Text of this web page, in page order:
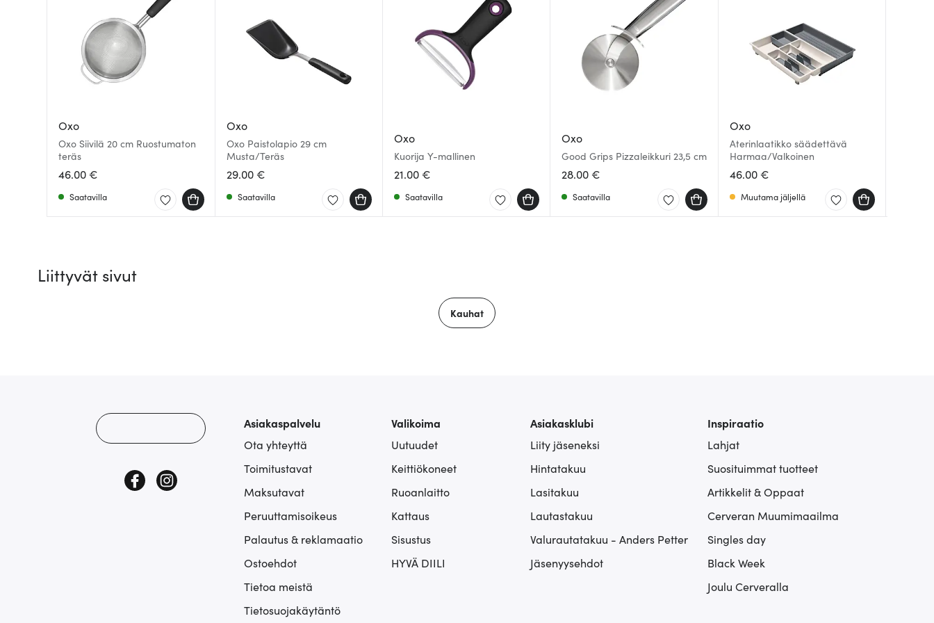
Oxo
Oxo Siivilä 20 cm Ruostumaton
teräs
46.00 €
Saatavilla
Oxo
Oxo Paistolapio 29 cm
Musta/Teräs
29.00 €
Saatavilla
Oxo
Kuorija Y-mallinen
21.00 €
Saatavilla
Oxo
Good Grips Pizzaleikkuri 23,5 cm
28.00 €
Saatavilla
Oxo
Aterinlaatikko säädettävä
Harmaa/Valkoinen
46.00 €
Muutama jäljellä
Liittyvät sivut
Kauhat
Asiakaspalvelu
Ota yhteyttä
Toimitustavat
Maksutavat
Peruuttamisoikeus
Palautus & reklamaatio
Ostoehdot
Tietoa meistä
Tietosuojakäytäntö
Valikoima
Uutuudet
Keittiökoneet
Ruoanlaitto
Kattaus
Sisustus
HYVÄ DIILI
Asiakasklubi
Liity jäseneksi
Hintatakuu
Lasitakuu
Lautastakuu
Valurautatakuu - Anders Petter
Jäsenyysehdot
Inspiraatio
Lahjat
Suosituimmat tuotteet
Artikkelit & Oppaat
Cerveran Muumimaailma
Singles day
Black Week
Joulu Cerveralla